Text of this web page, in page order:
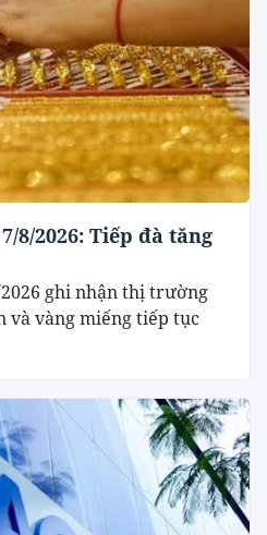
8/2026: Tiếp đà tăng
ghi nhận thị trường
và vàng miếng tiếp tục